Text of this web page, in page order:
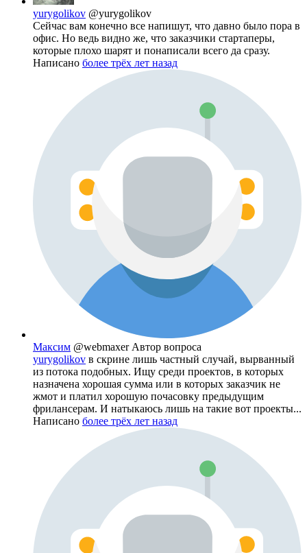
yurygolikov @yurygolikov
Сейчас вам конечно все напишут, что давно было пора в
офис. Но ведь видно же, что заказчики стартаперы,
которые плохо шарят и понаписали всего да сразу.
Написано более трёх лет назад
Максим @webmaxer Автор вопроса
yurygolikov в скрине лишь частный случай, вырванный
из потока подобных. Ищу среди проектов, в которых
назначена хорошая сумма или в которых заказчик не
жмот и платил хорошую почасовку предыдущим
фрилансерам. И натыкаюсь лишь на такие вот проекты...
Написано более трёх лет назад